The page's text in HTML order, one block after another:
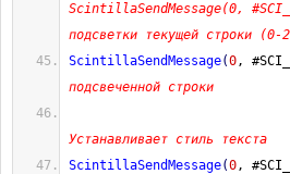
ScintillaSendMessage(0,
подсветки текущей строки (0-
ScintillaSendMessage(0,
подсвеченной строки
Устанавливает стиль текста
ScintillaSendMessage(0,